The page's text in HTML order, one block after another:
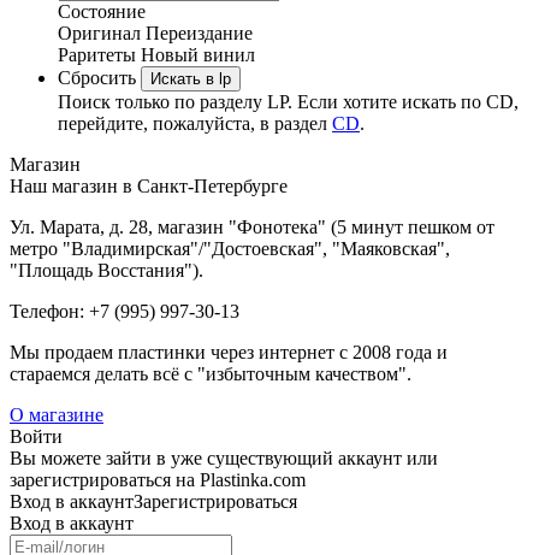
Состояние
Оригинал Переиздание
Раритеты Новый винил
Сбросить
Искать в lp
Поиск только по разделу LP. Если хотите искать по CD,
перейдите, пожалуйста, в раздел CD.
Магазин
Наш магазин в Санкт-Петербурге
Ул. Марата, д. 28, магазин "Фонотека" (5 минут пешком от
метро "Владимирская"/"Достоевская", "Маяковская",
"Площадь Восстания").
Телефон: +7 (995) 997-30-13
Мы продаем пластинки через интернет c 2008 года и
стараемся делать всё с "избыточным качеством".
О магазине
Войти
Вы можете зайти в уже существующий аккаунт или
зарегистрироваться на Plastinka.com
Вход в аккаунтЗарегистрироваться
Вход в аккаунт